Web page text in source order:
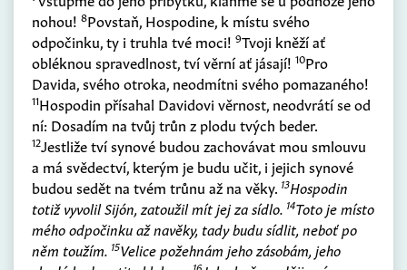
nohou! 8Povstaň, Hospodine, k místu svého
odpočinku, ty i truhla tvé moci! 9Tvoji kněží ať
obléknou spravedlnost, tví věrní ať jásají! 10Pro
Davida, svého otroka, neodmítni svého pomazaného!
11Hospodin přísahal Davidovi věrnost, neodvrátí se od
ní: Dosadím na tvůj trůn z plodu tvých beder.
12Jestliže tví synové budou zachovávat mou smlouvu
a má svědectví, kterým je budu učit, i jejich synové
budou sedět na tvém trůnu až na věky. 13Hospodin
totiž vyvolil Sijón, zatoužil mít jej za sídlo. 14Totojemísto
mého odpočinku až navěky, tady budu sídlit, neboťpo
něm toužím. 15Velice požehnám jeho zásobám, jeho
16